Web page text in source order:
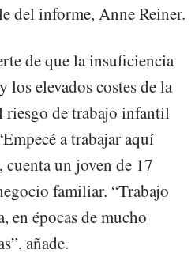
del informe, Anne Reiner.
de que la insuficiencia
los elevados costes de la
riesgo de trabajo infantil
a trabajar aquí
cuenta un joven de 17
familiar. “Trabajo
en épocas de mucho
añade.